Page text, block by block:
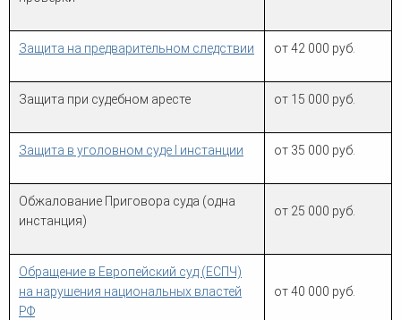
Неимущественные права
Оспаривание сделок
Страхование
Для юридических лиц
Страховые споры
Таможенный адвокат
Урегулирование споров в
досудебном порядке
Конституционный Суд РФ
Защита на предварительном следствии от 42 000 руб.
Защита при судебном аресте от 15 000 руб.
Защита в уголовном суде I инстанции от 35 000 руб.
Обжалование Приговора суда (одна
инстанция)
от 25 000 руб.
Обращение в Европейский суд (ЕСПЧ)
на нарушения национальных властей
РФ
от 40 000 руб.